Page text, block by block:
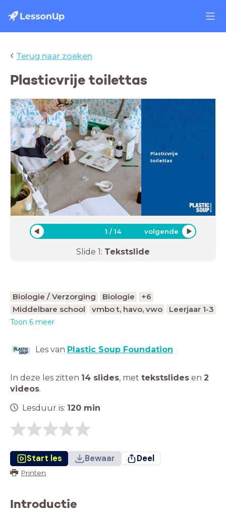
‹ Terug naar zoeken
Plasticvrije toilettas
Plasticvrije
toilettas
1 /14 volgende
Slide 1: Tekstslide
Biologie / Verzorging Biologie
+6
Middelbare school
vmbo t, havo, vwo Leerjaar 1-3
Toon 6 meer
Les van Plastic Soup Foundation
In deze les zitten 14 slides, met tekstslides en 2
videos.
Lesduur is: 120 min
Start les Bewaar Deel
Printen
Introductie